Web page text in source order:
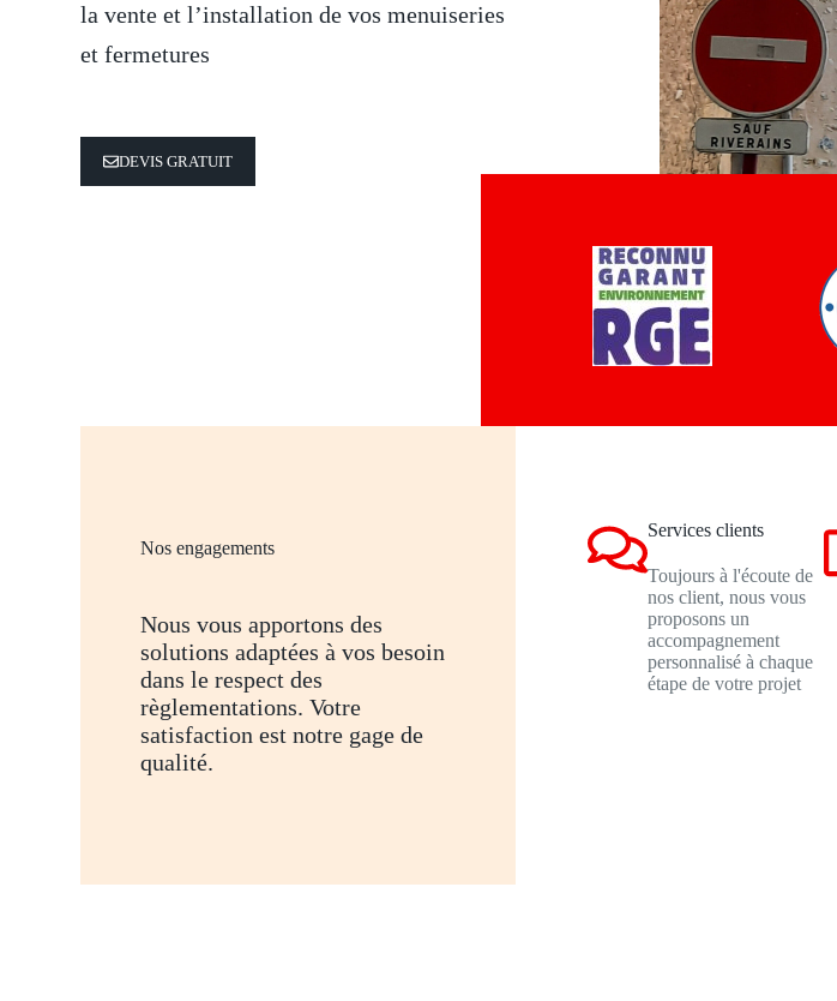
la vente et l’installation de vos menuiseries
et fermetures
DEVIS GRATUIT
Nos engagements
Nous vous apportons des
solutions adaptées à vos besoin
dans le respect des
règlementations. Votre
satisfaction est notre gage de
qualité.
Services clients
Toujours à l'écoute de
nos client, nous vous
proposons un
accompagnement
personnalisé à chaque
étape de votre projet